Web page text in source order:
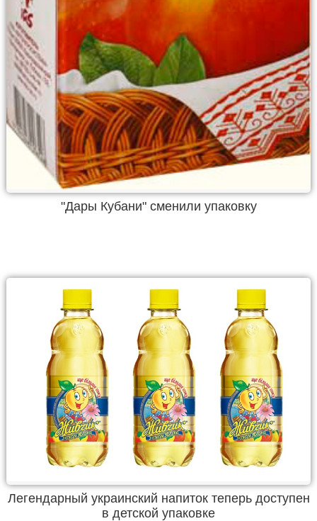
"Дары Кубани" сменили упаковку
Легендарный украинский напиток теперь доступен
в детской упаковке